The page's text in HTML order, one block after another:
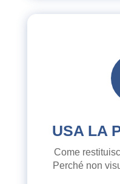
USA LA
Come
Perché non